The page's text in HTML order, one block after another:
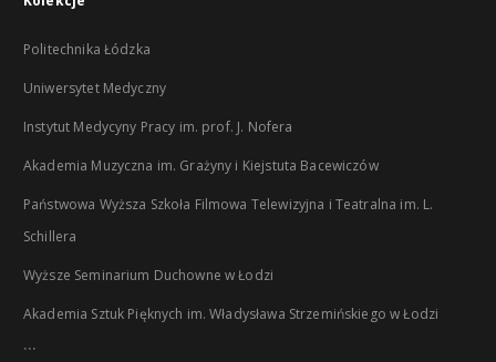
Politechnika Łódzka
Uniwersytet Medyczny
Instytut Medycyny Pracy im. prof. J. Nofera
Akademia Muzyczna im. Grażyny i Kiejstuta Bacewiczów
Państwowa Wyższa Szkoła Filmowa Telewizyjna i Teatralna im. L.
Schillera
Wyższe Seminarium Duchowne w Łodzi
Akademia Sztuk Pięknych im. Władysława Strzemińskiego w Łodzi
...